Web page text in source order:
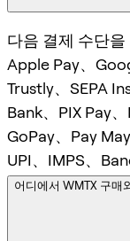
다음 결제 수단을
Apple Pay、
Trustly、SEPA
Bank、PIX Pay
GoPay、Pay
UPI、IMPS、
어디에서 WMTX 구매